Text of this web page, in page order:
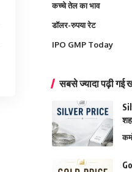
कच्चे तेल का भाव
डॉलर-रुपया रेट
IPO GMP Today
सबसे ज्यादा पढ़ी गई